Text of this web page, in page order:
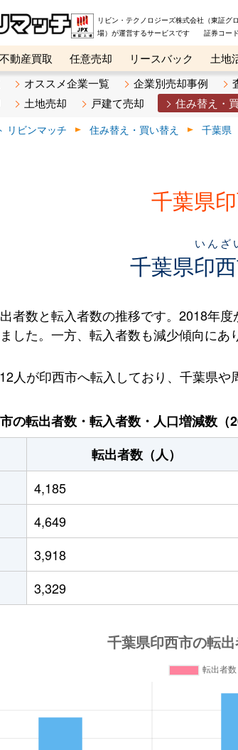
リビン・テクノロジーズ株式会社（東証グ
場）が運営するサービスです 証券コー
不動産買取 任意売却 リースバック 土地
ベスト不動産カンパニー オンライン講座
オススメ企業一覧 企業別売却事例
土地売却 戸建て売却 住み替え・
リビンマッチ 住み替え・買い替え 千葉県
千葉県
千葉県印
いんざ
者数と転入者数の推移です。2018年
した。一方、転入者数も減少傾向に
人が印西市へ転入しており、千葉県や
の転出者数・転入者数・人口増減数（
転出者数（人）
4,185
4,649
3,918
3,329